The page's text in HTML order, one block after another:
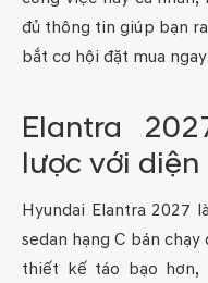
đủ thông tin giúp bạn
bắt cơ hội đặt mua
Elantra
lược với
Hyundai Elantra 2027
sedan hạng C bán
thiết kế táo bạo hơn,